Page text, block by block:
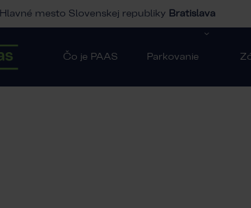
Hlavné mesto Slovenskej republiky Bratislava
Čo je PAAS Parkovanie